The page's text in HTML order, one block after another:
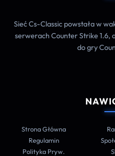
Sieć Cs-Classic powstała w
serwerach Counter Strike 1.6,
do gry
Strona Główna
Regulamin
Polityka Pryw.